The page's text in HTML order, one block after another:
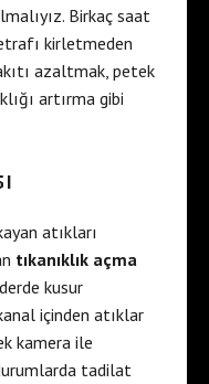
Birkaç saat
kirletmeden
azaltmak, petek
artırma gibi
atıkları
tıkanıklık açma
kusur
içinden atıklar
kamera ile
tadilat